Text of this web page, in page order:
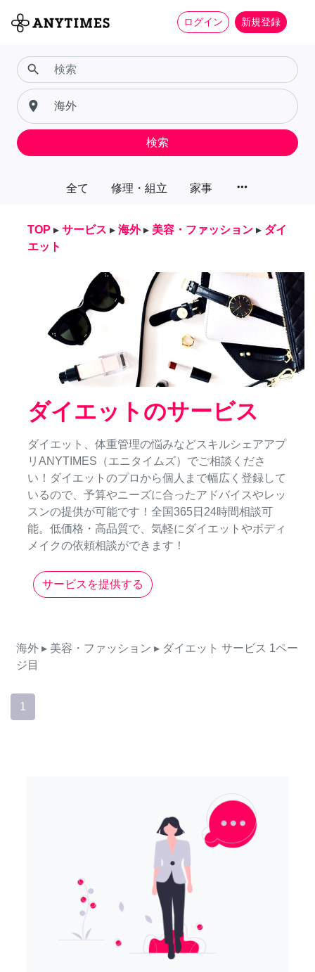
ログイン 新規登録
全て 修理・組立 家事 more_horiz
search
place
検索
TOP ▸ サービス ▸ 海外 ▸ 美容・ファッション ▸ ダイ
エット
ダイエットのサービス
ダイエット、体重管理の悩みなどスキルシェアアプ
リANYTIMES（エニタイムズ）でご相談くださ
い！ダイエットのプロから個人まで幅広く登録して
いるので、予算やニーズに合ったアドバイスやレッ
スンの提供が可能です！全国365日24時間相談可
能。低価格・高品質で、気軽にダイエットやボディ
メイクの依頼相談ができます！
サービスを提供する
海外 ▸ 美容・ファッション ▸ ダイエット サービス 1ペー
ジ目
1